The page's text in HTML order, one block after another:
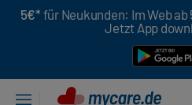
5€* für Neukunden: Im Web ab
Jetzt App